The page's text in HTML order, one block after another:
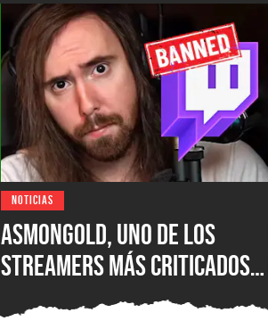
NOTICIAS
Asmongold, uno de los
streamers más criticados
del mundo, es baneado de